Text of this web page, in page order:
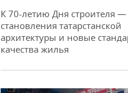
К 70-летию Дня строителя —
становления татарстанской
архитектуры и новые
качества жилья